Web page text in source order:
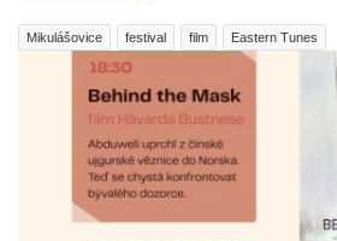
Mikulášovice festival film Eastern Tunes